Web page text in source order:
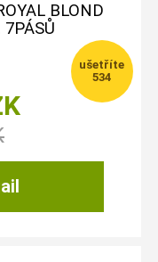
BLOND
534